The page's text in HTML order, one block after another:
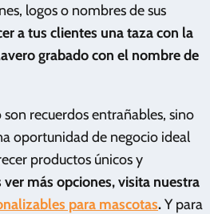
logos o nombres de sus
a tus clientes una taza con la
grabado con el nombre de
recuerdos entrañables, sino
oportunidad de negocio ideal
productos únicos y
ver más opciones, visita nuestra
para mascotas.Y para